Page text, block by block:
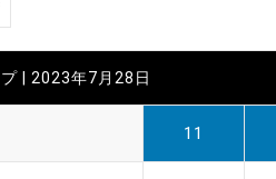
| 2023年7月28日
11